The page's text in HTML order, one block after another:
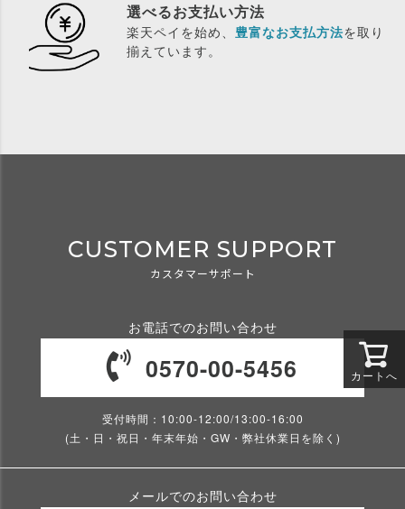
カートへ
選べるお支払い方法
楽天ペイを始め、 豊富なお支払方法を取り
揃えています。
CUSTOMER SUPPORT
カスタマーサポート
お電話でのお問い合わせ
0570-00-5456
受付時間：10:00-12:00/13:00-16:00
(土・日・祝日・年末年始・GW・弊社休業日を除く)
メールでのお問い合わせ